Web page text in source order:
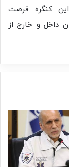
کنگره فرصت
داخل و خارج از